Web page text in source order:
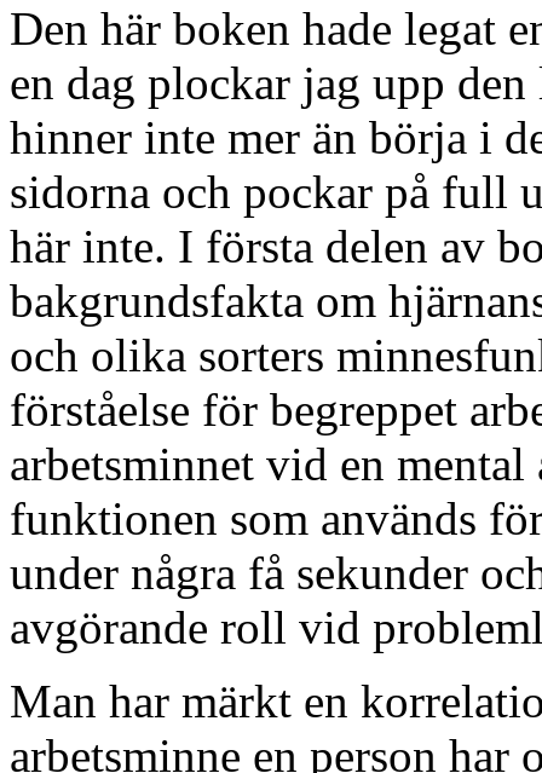
Den här boken hade legat
en dag plockar jag upp
hinner inte mer än börja i
sidorna och pockar på full
här inte. I första delen av
bakgrundsfakta om
och olika sorters
förståelse för begreppet
arbetsminnet vid en mental
funktionen som används
under några få sekunder
avgörande roll vid
Man har märkt en
arbetsminne en person har